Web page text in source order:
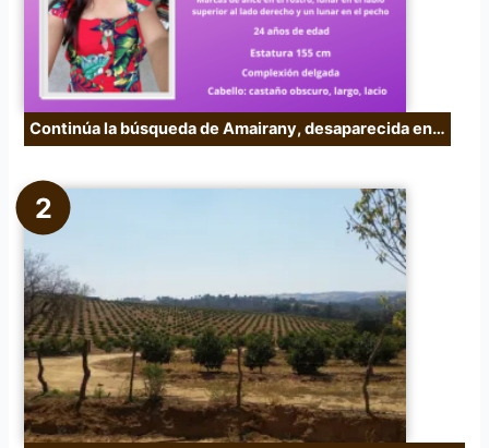
Continúa la búsqueda de Amairany, desaparecida en…